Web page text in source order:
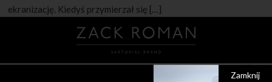
ekranizację. Kiedyś przymierzał się […]
Zamknij